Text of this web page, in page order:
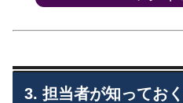
3. 担当者が知ってお